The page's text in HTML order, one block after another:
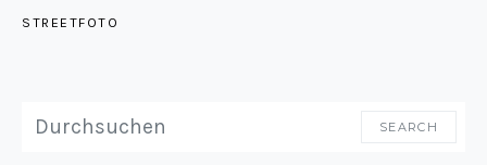
STREETFOTO
SEARCH